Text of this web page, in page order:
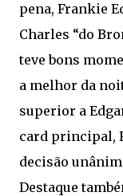
pena, Frankie
Charles “do
teve bons
a melhor da
superior a
card principal,
decisão
Destaque